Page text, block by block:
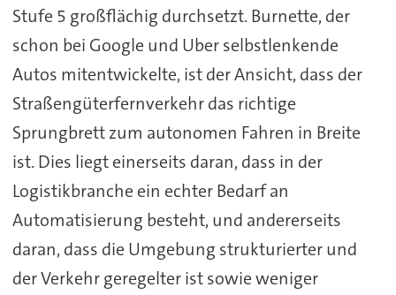
Stufe 5 großflächig durchsetzt. Burnette, der
schon bei Google und Uber selbstlenkende
Autos mitentwickelte, ist der Ansicht, dass der
Straßengüterfernverkehr das richtige
Sprungbrett zum autonomen Fahren in Breite
ist. Dies liegt einerseits daran, dass in der
Logistikbranche ein echter Bedarf an
Automatisierung besteht, und andererseits
daran, dass die Umgebung strukturierter und
der Verkehr geregelter ist sowie weniger